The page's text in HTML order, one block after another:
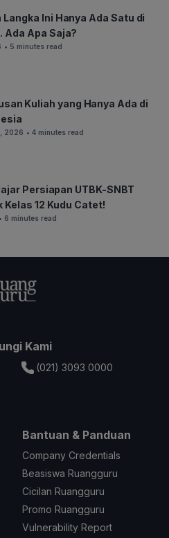
Ini Hanya Ada Satu di
Ada Apa Saja?
• 5 minutes read
Kuliah yang Hanya Ada di
2026 • 4 minutes read
Persiapan UTBK-SNBT
Kelas 12 Kudu Catet!
• 6 minutes read
Kami
(021) 3093 0000
Bantuan & Panduan
Company Credentials
Beasiswa Ruangguru
Cicilan Ruangguru
Promo Ruangguru
Vulnerability Report